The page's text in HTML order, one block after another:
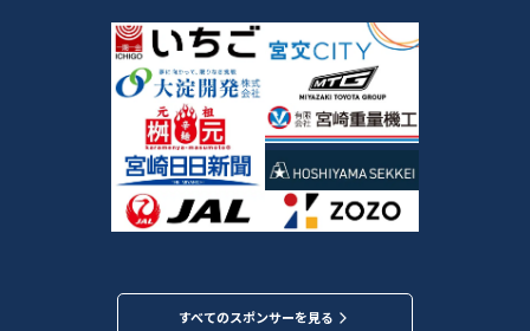
すべてのスポンサーを見る